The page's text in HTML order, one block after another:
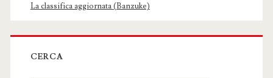
La classifica aggiornata (Banzuke)
CERCA